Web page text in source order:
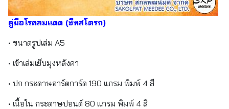
คู่มือโรคลมแดด (ฮีทสโตรก)
• ขนาดรูปเล่ม A5
• เข้าเล่มเย็บมุงหลังคา
• ปก กระดาษอาร์ตการ์ด 190 แกรม พิมพ์ 4 สี
• เนื้อใน กระดาษปอนด์ 80 แกรม พิมพ์ 4 สี